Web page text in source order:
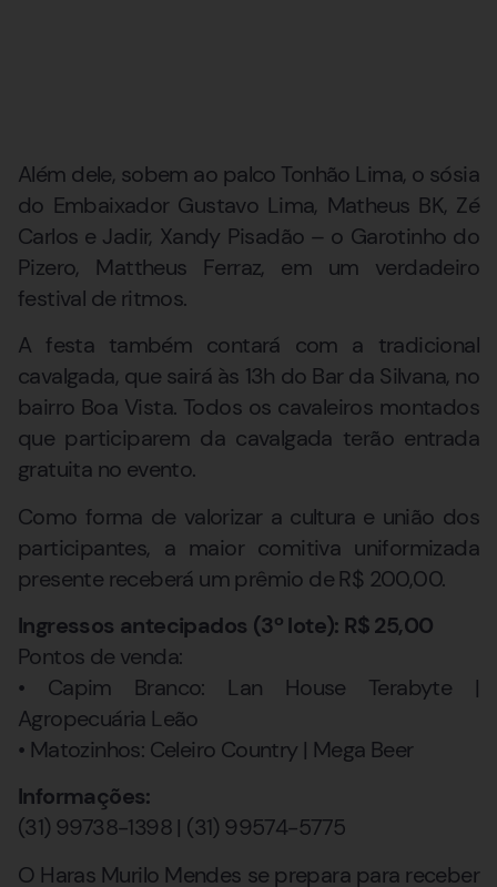
Além dele, sobem ao palco Tonhão Lima, o sósia
do Embaixador Gustavo Lima, Matheus BK, Zé
Carlos e Jadir, Xandy Pisadão – o Garotinho do
Pizero, Mattheus Ferraz, em um verdadeiro
festival de ritmos.
A festa também contará com a tradicional
cavalgada, que sairá às 13h do Bar da Silvana, no
bairro Boa Vista. Todos os cavaleiros montados
que participarem da cavalgada terão entrada
gratuita no evento.
Como forma de valorizar a cultura e união dos
participantes, a maior comitiva uniformizada
presente receberá um prêmio de R$ 200,00.
Ingressos antecipados (3º lote): R$ 25,00
Pontos de venda:
• Capim Branco: Lan House Terabyte |
Agropecuária Leão
• Matozinhos: Celeiro Country | Mega Beer
Informações:
(31) 99738-1398 | (31) 99574-5775
O Haras Murilo Mendes se prepara para receber